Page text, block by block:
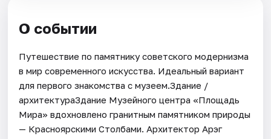
О событии
Путешествие по памятнику советского модернизма
в мир современного искусства. Идеальный вариант
для первого знакомства с музеем.Здание /
архитектураЗдание Музейного центра «Площадь
Мира» вдохновлено гранитным памятником природы
— Красноярскими Столбами. Архитектор Арэг